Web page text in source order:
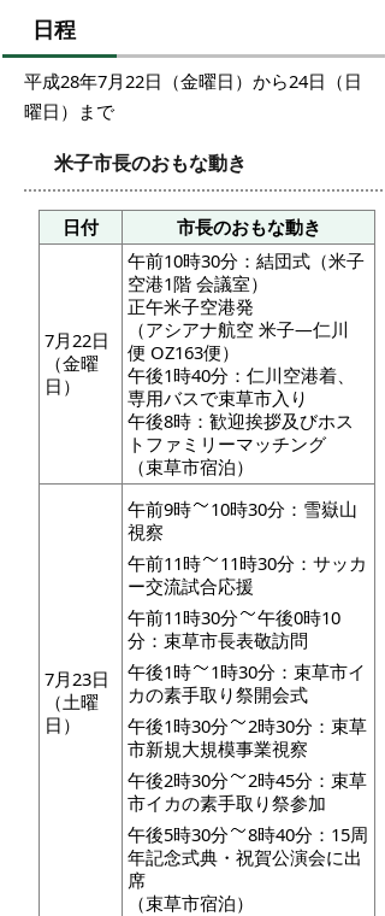
日程
平成28年7月22日（金曜日）から24日（日
曜日）まで
米子市長のおもな動き
日付 市長のおもな動き
7月22日
（金曜
日）
午前10時30分：結団式（米子
空港1階 会議室）
正午米子空港発
（アシアナ航空 米子―仁川
便 OZ163便）
午後1時40分：仁川空港着、
専用バスで束草市入り
午後8時：歓迎挨拶及びホス
トファミリーマッチング
（束草市宿泊）
7月23日
（土曜
日）
午前9時
10時30分：雪嶽山
視察
午前11時
11時30分：サッカ
ー交流試合応援
午前11時30分
午後0時10
分：束草市長表敬訪問
午後1時
1時30分：束草市イ
カの素手取り祭開会式
午後1時30分
2時30分：束草
市新規大規模事業視察
午後2時30分
2時45分：束草
市イカの素手取り祭参加
午後5時30分
8時40分：15周
年記念式典・祝賀公演会に出
席
（束草市宿泊）